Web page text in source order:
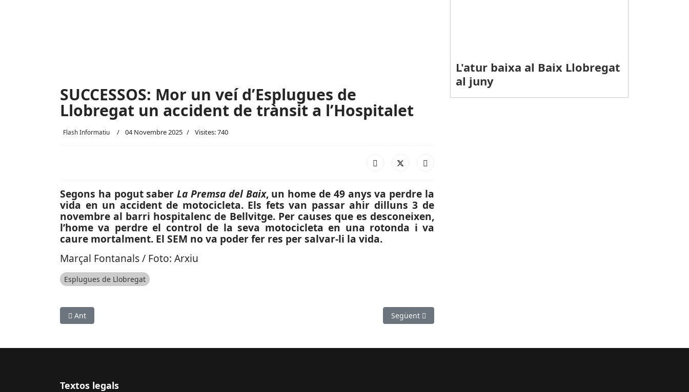
SUCCESSOS: Mor un veí d’Esplugues de
Llobregat un accident de trànsit a l’Hospitalet
Flash Informatiu 04 Novembre 2025 Visites: 740
Segons ha pogut saberLa Premsa del Baix, un home de 49 anys va perdre la
vida en un accident de motocicleta. Els fets van passar ahir dilluns 3 de
novembre al barri hospitalenc de Bellvitge. Per causes que es desconeixen,
l’home va perdre el control de la seva motocicleta en una rotonda i va
caure mortalment. El SEM no va poder fer res per salvar-li la vida.
Marçal Fontanals / Foto: Arxiu
Esplugues de Llobregat
Article anterior: SUCCESSOS: Dos ferits per cremades facials en un accident laboral a Sant Andreu de la Barca
Ant Article següent: SUCCESSOS: Detinguts a Martorell dos homes per robatori amb
Següent
L'atur baixa al Baix Llobregat
al juny
Textos legals